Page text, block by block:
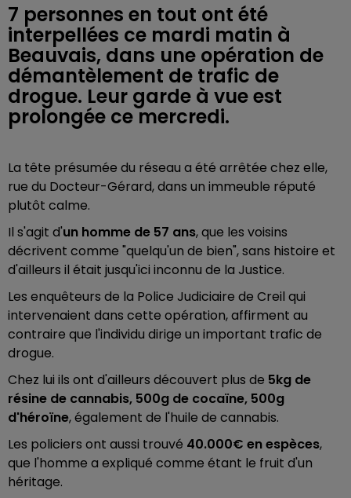
7 personnes en tout ont été
interpellées ce mardi matin à
Beauvais, dans une opération de
démantèlement de trafic de
drogue. Leur garde à vue est
prolongée ce mercredi.
La tête présumée du réseau a été arrêtée chez elle,
rue du Docteur-Gérard, dans un immeuble réputé
plutôt calme.
Il s'agit d'un homme de 57 ans, que les voisins
décrivent comme "quelqu'un de bien", sans histoire et
d'ailleurs il était jusqu'ici inconnu de la Justice.
Les enquêteurs de la Police Judiciaire de Creil qui
intervenaient dans cette opération, affirment au
contraire que l'individu dirige un important trafic de
drogue.
Chez lui ils ont d'ailleurs découvert plus de 5kg de
résine de cannabis, 500g de cocaïne, 500g
d'héroïne, également de l'huile de cannabis.
Les policiers ont aussi trouvé 40.000€ en espèces,
que l'homme a expliqué comme étant le fruit d'un
héritage.